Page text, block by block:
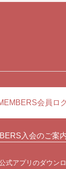
会員ロ
入会のご案
式アプリのダウン